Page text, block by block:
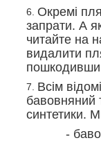
Окремі
запрати. А
читайте на
видалити
пошкодивши
Всім
бавовняний
синтетики.
-